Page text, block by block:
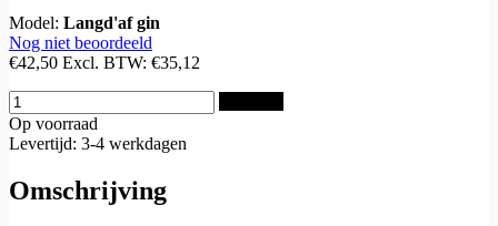
Model: Langd'af gin
Nog niet beoordeeld
€42,50 Excl. BTW: €35,12
Op voorraad
Levertijd: 3-4 werkdagen
Omschrijving